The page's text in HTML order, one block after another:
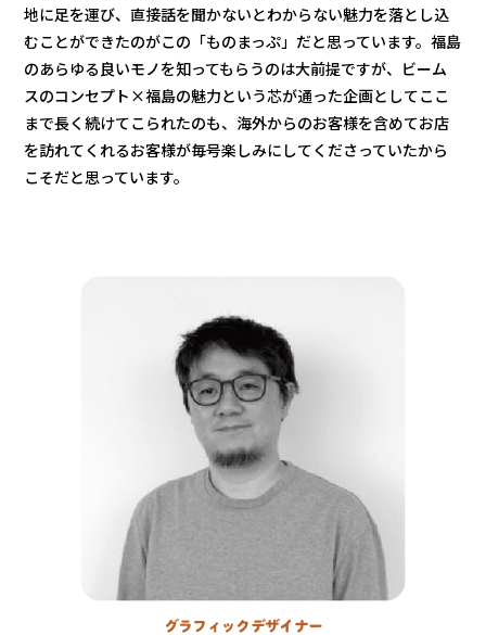
地に足を運び、直接話を聞かないとわからない魅力を落とし込
むことができたのがこの「ものまっぷ」だと思っています。福島
のあらゆる良いモノを知ってもらうのは大前提ですが、ビーム
スのコンセプト×福島の魅力という芯が通った企画としてここ
まで⾧く続けてこられたのも、海外からのお客様を含めてお店
を訪れてくれるお客様が毎号楽しみにしてくださっていたから
こそだと思っています。
グラフィックデザイナー